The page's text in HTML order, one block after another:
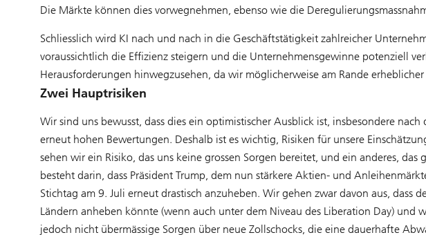
Die Märkte können dies vorwegnehmen, ebenso wie die
Schliesslich wird KI nach und nach in die Geschäftstätigkeit zahlreicher
voraussichtlich die Effizienz steigern und die Unternehmensgewinne potenziell
Herausforderungen hinwegzusehen, da wir möglicherweise am Rande
Zwei Hauptrisiken
Wir sind uns bewusst, dass dies ein optimistischer Ausblick ist, insbesondere
erneut hohen Bewertungen. Deshalb ist es wichtig, Risiken für unsere
sehen wir ein Risiko, das uns keine grossen Sorgen bereitet, und ein anderes, das
besteht darin, dass Präsident Trump, dem nun stärkere Aktien- und
Stichtag am 9. Juli erneut drastisch anzuheben. Wir gehen zwar davon aus, dass
Ländern anheben könnte (wenn auch unter dem Niveau des Liberation Day) und
jedoch nicht übermässige Sorgen über neue Zollschocks, die eine dauerhafte